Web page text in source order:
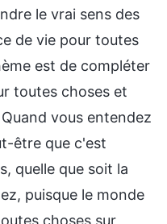
le vrai sens des
de vie pour toutes
est de compléter
toutes choses et
vous entendez
être que c'est
quelle que soit la
puisque le monde
choses sur